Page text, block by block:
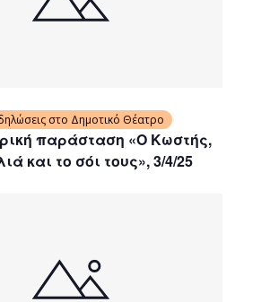
παράσταση «Ο Κωστής,
και το σόι τους», 3/4/25
στο Δημοτικό Θέατρο